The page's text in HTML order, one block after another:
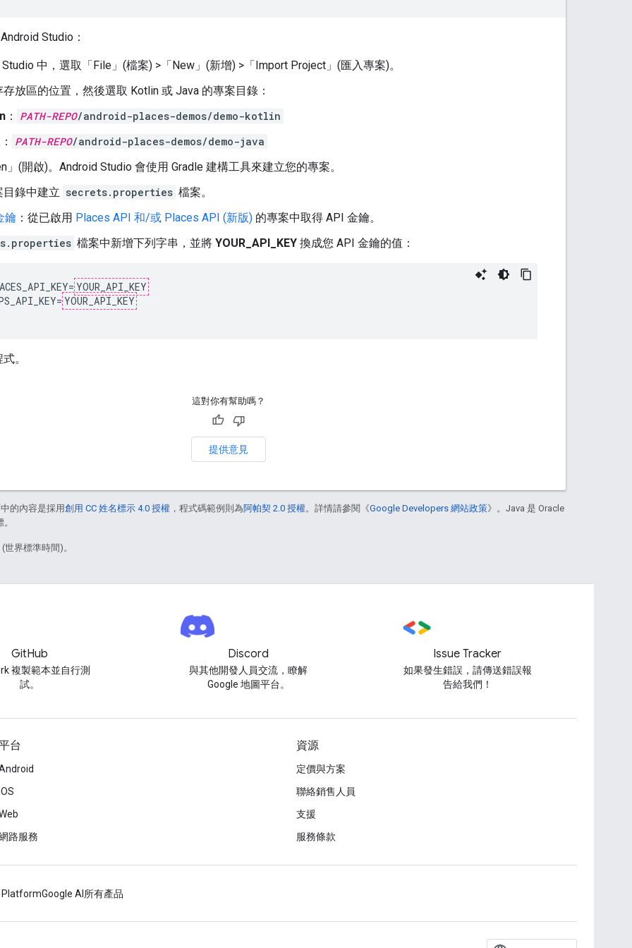
Studio：
中，選取「File」(檔案) >「New」(新增) >「Import Project」(匯入專案)。
放區的位置，然後選取 Kotlin 或 Java 的專案目錄：
： PATH-REPO/android-places-demos/demo-kotlin
： PATH-REPO/android-places-demos/demo-java
」(開啟)。Android Studio 會使用 Gradle 建構工具來建立您的專案。
錄中建立 secrets.properties 檔案。
鑰 ：從已啟用 Places API 和/或 Places API (新版) 的專案中取得 API 金鑰。
檔案中新增下列字串，並將 YOUR_API_KEY 換成您 API 金鑰的值：
YOUR_API_KEY
YOUR_API_KEY
。
這對你有幫助嗎？
提供意見
的內容是採用創用 CC 姓名標示 4.0 授權 ，程式碼範例則為阿帕契 2.0 授權。詳情請參閱《Google Developers 網站政策》。Java 是 Oracle
界標準時間)。
GitHub
複製範本並自行測
試。
Discord
與其他開發人員交流，瞭解
Google 地圖平台。
Issue Tracker
如果發生錯誤，請傳送錯誤報
告給我們！
台
路服務
資源
定價與方案
聯絡銷售人員
支援
服務條款
PlatformGoogle AI 所有產品